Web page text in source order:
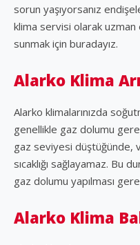
sorun yaşıyorsanız
klima servisi olarak
sunmak için buradayız.
Alarko Klima
Alarko klimalarınızda
genellikle gaz dolumu
gaz seviyesi düştüğünde,
sıcaklığı sağlayamaz. Bu
gaz dolumu yapılması
Alarko Klima